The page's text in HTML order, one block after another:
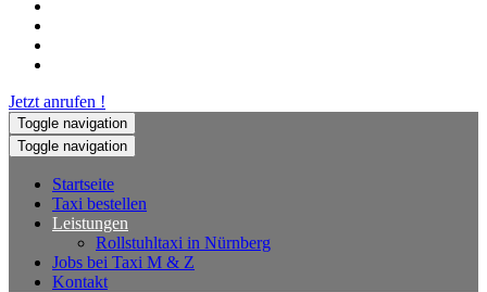
Jetzt anrufen !
Toggle navigation
Toggle navigation
Startseite
Taxi bestellen
Leistungen
Rollstuhltaxi in Nürnberg
Jobs bei Taxi M & Z
Kontakt